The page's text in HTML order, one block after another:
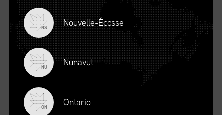
gestion de la chaîne d’approvisionnement provenant des
quatre coins du pays, participez à plusieurs événements
de réseautage et inscrivez-vous dans notre programme de
mentorat qui prépare les leaders de demain.
NS Nouvelle-Écosse
NU Nunavut
ON Ontario